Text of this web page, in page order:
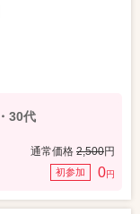
30代
通常価格 2,500円
初参加 0円